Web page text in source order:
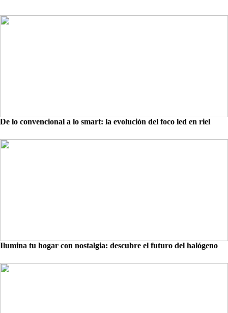
De lo convencional a lo smart: la evolución del foco led en riel
Ilumina tu hogar con nostalgia: descubre el futuro del halógeno